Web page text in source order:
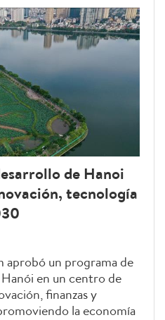
de Hanoi
tecnología
aprobó un programa de
en un centro de
finanzas y
la economía